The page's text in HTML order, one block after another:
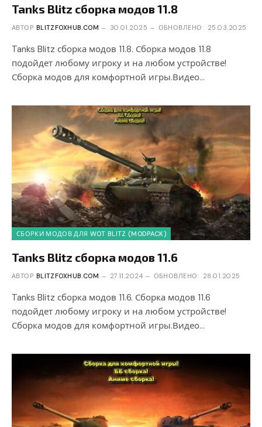
Tanks Blitz сборка модов 11.8
АВТОР BLITZFOXHUB.COM 30.01.2025 ОБНОВЛЕНО: 25.03.2025
Tanks Blitz сборка модов 11.8. Сборка модов 11.8
подойдет любому игроку и на любом устройстве!
Сборка модов для комфортной игры.Видео…
СБОРКИ МОДОВ ДЛЯ WOT BLITZ (MODPACK)
Tanks Blitz сборка модов 11.6
АВТОР BLITZFOXHUB.COM 27.11.2024 ОБНОВЛЕНО: 28.01.2025
Tanks Blitz сборка модов 11.6. Сборка модов 11.6
подойдет любому игроку и на любом устройстве!
Сборка модов для комфортной игры.Видео…